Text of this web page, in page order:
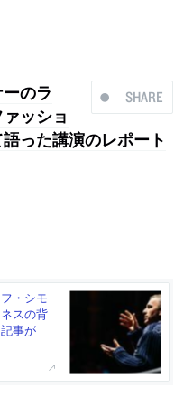
SHARE
のラ
ッショ
った講演のレポート
・シモ
スの背
事が